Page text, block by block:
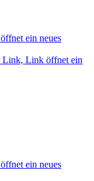
ein neues
Link, Link öffnet ein
ein neues